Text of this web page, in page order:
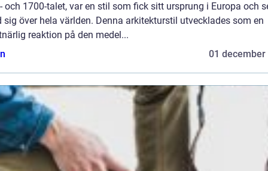
och 1700-talet, var en stil som fick sitt ursprung i Europa och
sig över hela världen. Denna arkitekturstil utvecklades som en
reaktion på den medel...
01 december